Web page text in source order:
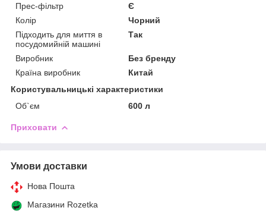
Прес-фільтр
Є
Колір
Чорний
Підходить для миття в
посудомийній машині
Так
Виробник
Без бренду
Країна виробник
Китай
Користувальницькі характеристики
Об`єм
600 л
Приховати
Умови доставки
Нова Пошта
Магазини Rozetka